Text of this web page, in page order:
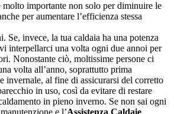
importante non solo per diminuire le
per aumentare l’efficienza stessa
Se, invece, la tua caldaia ha una potenza
interpellarci una volta ogni due annoi per
Nonostante ciò, moltissime persone ci
volta all’anno, soprattutto prima
invernale, al fine di assicurarsi del corretto
in uso, così da evitare di restare
in pieno inverno. Se non sai ogni
e l’Assistenza Caldaie